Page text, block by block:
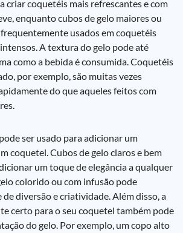
criar coquetéis mais refrescantes e com
enquanto cubos de gelo maiores ou
usados em coquetéis
A textura do gelo pode até
como a bebida é consumida. Coquetéis
por exemplo, são muitas vezes
do que aqueles feitos com
ser usado para adicionar um
coquetel. Cubos de gelo claros e bem
um toque de elegância a qualquer
colorido ou com infusão pode
diversão e criatividade. Além disso, a
certo para o seu coquetel também pode
do gelo. Por exemplo, um copo alto